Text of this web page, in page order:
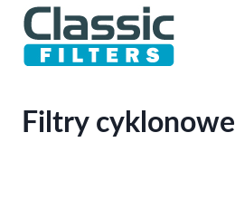
Przejdź
Filtry cyklonowe